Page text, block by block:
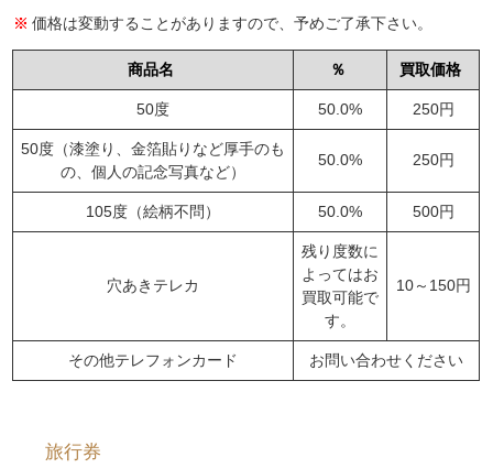
価格は変動することがありますので、予めご了承下さい。
商品名 ％ 買取価格
50度 50.0% 250円
50度（漆塗り、金箔貼りなど厚手のも
の、個人の記念写真など）
50.0% 250円
105度（絵柄不問） 50.0% 500円
穴あきテレカ
残り度数に
よってはお
買取可能で
す。
10～150円
その他テレフォンカード お問い合わせください
旅行券